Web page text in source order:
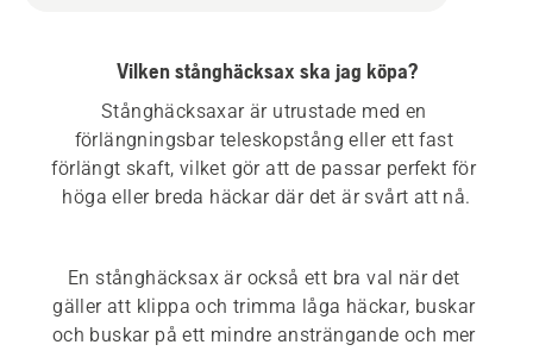
Vilken stånghäcksax ska jag köpa?
Stånghäcksaxar är utrustade med en
förlängningsbar teleskopstång eller ett fast
förlängt skaft, vilket gör att de passar perfekt för
En stånghäcksax är också ett bra val när det
gäller att klippa och trimma låga häckar, buskar
och buskar på ett mindre ansträngande och mer